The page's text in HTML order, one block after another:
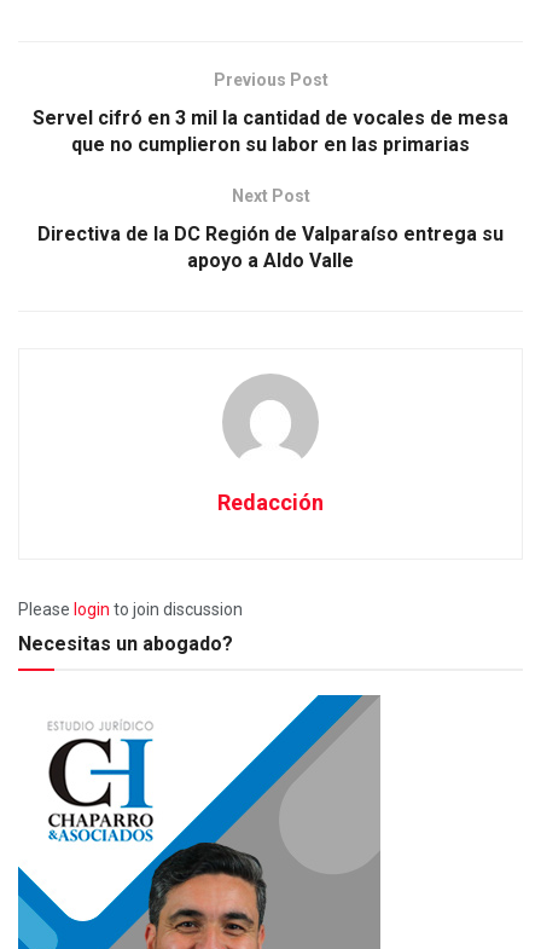
Previous Post
Servel cifró en 3 mil la cantidad de vocales de mesa
que no cumplieron su labor en las primarias
Next Post
Directiva de la DC Región de Valparaíso entrega su
apoyo a Aldo Valle
Redacción
Please login to join discussion
Necesitas un abogado?